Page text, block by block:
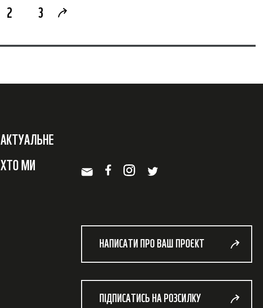
2 3
АКТУАЛЬНЕ
ХТО МИ
НАПИСАТИ ПРО ВАШ ПРОЄКТ
ПІДПИСАТИСЬ НА РОЗСИЛКУ